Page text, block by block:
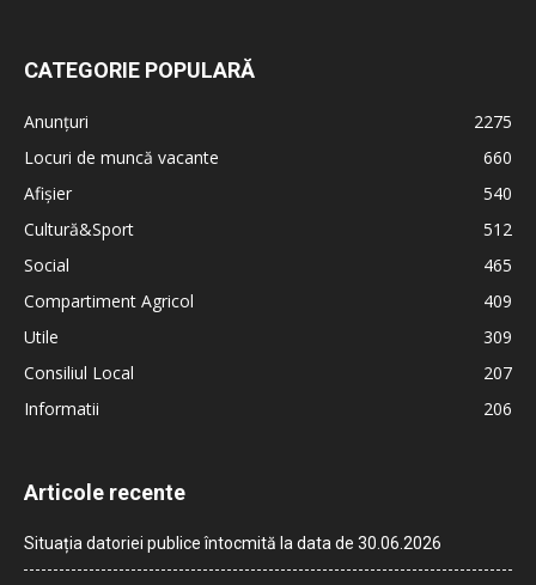
CATEGORIE POPULARĂ
Anunțuri
2275
Locuri de muncă vacante
660
Afișier
540
Cultură&Sport
512
Social
465
Compartiment Agricol
409
Utile
309
Consiliul Local
207
Informatii
206
Articole recente
Situația datoriei publice întocmită la data de 30.06.2026